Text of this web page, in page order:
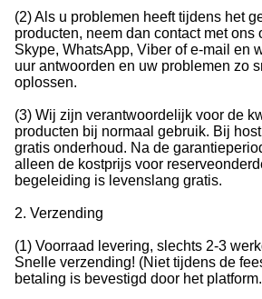
(2) Als u problemen heeft tijdens het
producten, neem dan contact met ons
Skype, WhatsApp, Viber of e-mail en
uur antwoorden en uw problemen zo
oplossen.
(3) Wij zijn verantwoordelijk voor de
producten bij normaal gebruik. Bij
gratis onderhoud. Na de
alleen de kostprijs voor
begeleiding is levenslang gratis.
2. Verzending
(1) Voorraad levering, slechts 2-3
Snelle verzending! (Niet tijdens de
betaling is bevestigd door het platform.